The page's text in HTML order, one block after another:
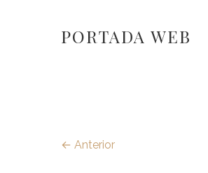
PORTADA WEB
← Anterior